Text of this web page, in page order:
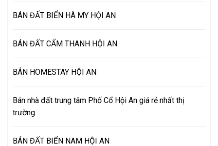
BÁN ĐẤT BIỂN HÀ MY HỘI AN
BÁN ĐẤT CẨM THANH HỘI AN
BÁN HOMESTAY HỘI AN
Bán nhà đất trung tâm Phố Cổ Hội An giá rẻ nhất thị
trường
BÁN ĐẤT BIỂN NAM HỘI AN